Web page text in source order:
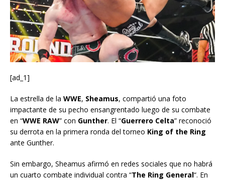
[ad_1]
La estrella de la WWE, Sheamus, compartió una foto
impactante de su pecho ensangrentado luego de su combate
en “WWE RAW” con Gunther. El “Guerrero Celta” reconoció
su derrota en la primera ronda del torneo King of the Ring
ante Gunther.
Sin embargo, Sheamus afirmó en redes sociales que no habrá
un cuarto combate individual contra “The Ring General“. En